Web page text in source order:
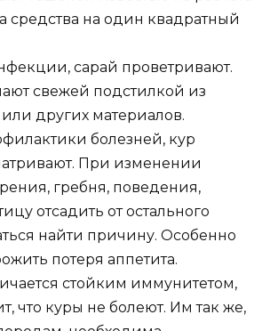
средства на один квадратный
сарай проветривают.
свежей подстилкой из
других материалов.
болезней, кур
При изменении
гребня, поведения,
отсадить от остального
найти причину. Особенно
потеря аппетита.
стойким иммунитетом,
что куры не болеют. Им так же,